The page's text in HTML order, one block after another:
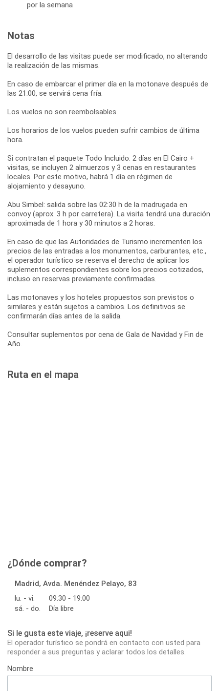
por la semana
Notas
El desarrollo de las visitas puede ser modificado, no alterando
la realización de las mismas.
En caso de embarcar el primer día en la motonave después de
las 21:00, se servirá cena fría.
Los vuelos no son reembolsables.
Los horarios de los vuelos pueden sufrir cambios de última
hora.
Si contratan el paquete Todo Incluido: 2 días en El Cairo +
visitas, se incluyen 2 almuerzos y 3 cenas en restaurantes
locales. Por este motivo, habrá 1 día en régimen de
alojamiento y desayuno.
Abu Simbel: salida sobre las 02:30 h de la madrugada en
convoy (aprox. 3 h por carretera). La visita tendrá una duración
aproximada de 1 hora y 30 minutos a 2 horas.
En caso de que las Autoridades de Turismo incrementen los
precios de las entradas a los monumentos, carburantes, etc.,
el operador turístico se reserva el derecho de aplicar los
suplementos correspondientes sobre los precios cotizados,
incluso en reservas previamente confirmadas.
Las motonaves y los hoteles propuestos son previstos o
similares y están sujetos a cambios. Los definitivos se
confirmarán días antes de la salida.
Consultar suplementos por cena de Gala de Navidad y Fin de
Año.
Ruta en el mapa
¿Dónde comprar?
Madrid, Avda. Menéndez Pelayo, 83
lu. - vi.
09:30 - 19:00
sá. - do.
Día libre
Si le gusta este viaje, ¡reserve aqui!
El operador turístico se pondrá en contacto con usted para
responder a sus preguntas y aclarar todos los detalles.
Nombre